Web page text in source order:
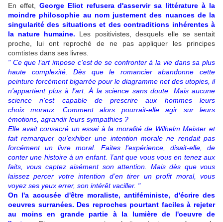
En effet, George Eliot refusera d'asservir sa littérature à la
moindre philosophie au nom justement des nuances de la
singularité des situations et des contraditions inhérentes à
la nature humaine. Les positivistes, desquels elle se sentait
proche, lui ont reproché de ne pas appliquer les principes
comtistes dans ses livres.
" Ce que l’art impose c’est de se confronter à la vie dans sa plus
haute complexité. Dès que le romancier abandonne cette
peinture forcément bigarrée pour le diagramme net des utopies, il
n’appartient plus à l’art. À la science sans doute. Mais aucune
science n’est capable de prescrire aux hommes leurs
choix
moraux. Comment alors pourrait-elle agir sur leurs
émotions, agrandir leurs sympathies ?
Elle avait consacré un essai à la moralité de Wilhelm Meister et
fait remarquer qu’exhiber une intention morale ne rendait pas
forcément un livre moral. Faites l’expérience, disait-elle, de
conter une histoire à un enfant. Tant que vous vous en tenez aux
faits, vous captez aisément son attention. Mais dès que vous
laissez percer votre intention d’en tirer un profit moral, vous
voyez ses yeux errer, son intérêt vaciller. "
On l'a accusée d'être moraliste, antiféministe, d'écrire des
oeuvres surranées. Des reproches pourtant faciles à rejeter
au moins en grande partie à la lumière de l'oeuvre de